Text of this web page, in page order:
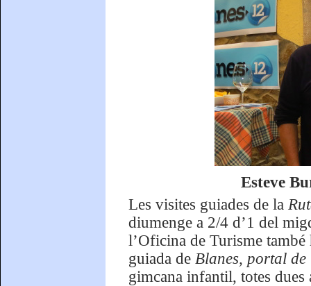
Esteve
Les visites guiades de la
diumenge a 2/4 d’1 del
l’Oficina de Turisme també
guiada de Blanes, portal
gimcana infantil, totes dues